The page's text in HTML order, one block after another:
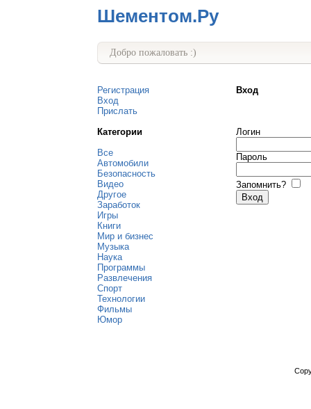
Шементом.Ру
Добро пожаловать :)
Регистрация
Вход
Прислать
Категории
Все
Автомобили
Безопасность
Видео
Другое
Заработок
Игры
Книги
Мир и бизнес
Музыка
Наука
Программы
Развлечения
Спорт
Технологии
Фильмы
Юмор
Вход
Логин
Пароль
Запомнить?